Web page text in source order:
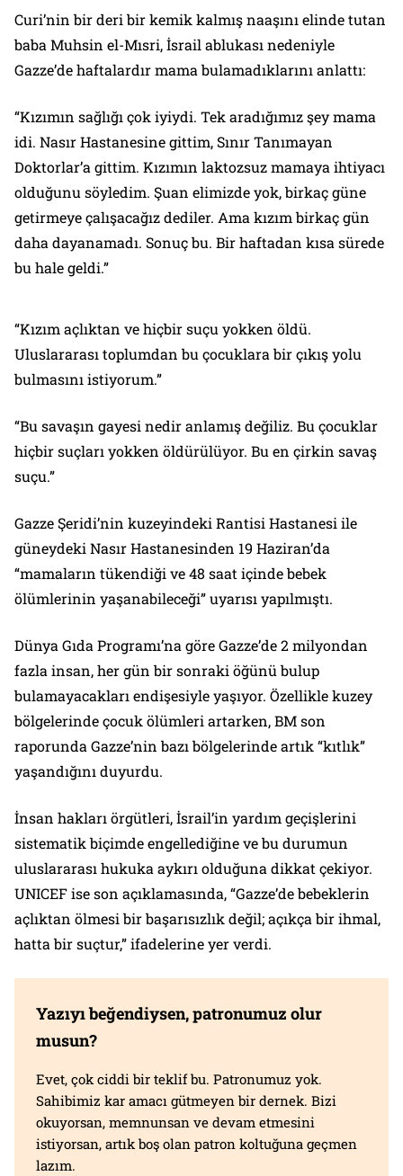
Curi’nin bir deri bir kemik kalmış naaşını elinde tutan
baba Muhsin el-Mısri, İsrail ablukası nedeniyle
Gazze’de haftalardır mama bulamadıklarını anlattı:
“Kızımın sağlığı çok iyiydi. Tek aradığımız şey mama
idi. Nasır Hastanesine gittim, Sınır Tanımayan
Doktorlar’a gittim. Kızımın laktozsuz mamaya ihtiyacı
olduğunu söyledim. Şuan elimizde yok, birkaç güne
getirmeye çalışacağız dediler. Ama kızım birkaç gün
daha dayanamadı. Sonuç bu. Bir haftadan kısa sürede
bu hale geldi.”
“Kızım açlıktan ve hiçbir suçu yokken öldü.
Uluslararası toplumdan bu çocuklara bir çıkış yolu
bulmasını istiyorum.”
“Bu savaşın gayesi nedir anlamış değiliz. Bu çocuklar
hiçbir suçları yokken öldürülüyor. Bu en çirkin savaş
suçu.”
Gazze Şeridi’nin kuzeyindeki Rantisi Hastanesi ile
güneydeki Nasır Hastanesinden 19 Haziran’da
“mamaların tükendiği ve 48 saat içinde bebek
ölümlerinin yaşanabileceği” uyarısı yapılmıştı.
Dünya Gıda Programı’na göre Gazze’de 2 milyondan
fazla insan, her gün bir sonraki öğünü bulup
bulamayacakları endişesiyle yaşıyor. Özellikle kuzey
bölgelerinde çocuk ölümleri artarken, BM son
raporunda Gazze’nin bazı bölgelerinde artık “kıtlık”
yaşandığını duyurdu.
İnsan hakları örgütleri, İsrail’in yardım geçişlerini
sistematik biçimde engellediğine ve bu durumun
uluslararası hukuka aykırı olduğuna dikkat çekiyor.
UNICEF ise son açıklamasında, “Gazze’de bebeklerin
açlıktan ölmesi bir başarısızlık değil; açıkça bir ihmal,
hatta bir suçtur,” ifadelerine yer verdi.
Yazıyı beğendiysen, patronumuz olur
musun?
Evet, çok ciddi bir teklif bu. Patronumuz yok.
Sahibimiz kar amacı gütmeyen bir dernek. Bizi
okuyorsan, memnunsan ve devam etmesini
istiyorsan, artık boş olan patron koltuğuna geçmen
lazım.